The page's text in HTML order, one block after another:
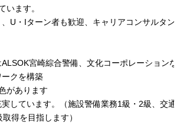
います。
、U・Iターン者も歓迎、キャリアコンサルタン
宮崎綜合警備、文化コーポレーションな
クを構築
があります
しています。（施設警備業務1級・2級、交通
得を目指します）